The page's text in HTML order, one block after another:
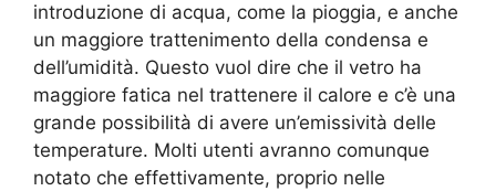
introduzione di acqua, come la pioggia, e anche
un maggiore trattenimento della condensa e
dell’umidità. Questo vuol dire che il vetro ha
maggiore fatica nel trattenere il calore e c’è una
grande possibilità di avere un’emissività delle
temperature. Molti utenti avranno comunque
notato che effettivamente, proprio nelle